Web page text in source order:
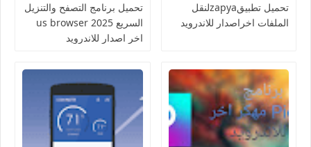
تحميل تطبيقzapyaلنقل
الملفات اخراصدار للاندرويد
تحميل برنامج التصفح والتنزيل
السريع us browser 2025
اخر اصدار للاندرويد